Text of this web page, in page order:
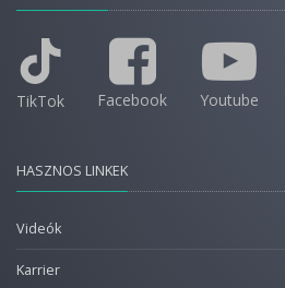
TikTok Facebook Youtube
HASZNOS LINKEK
Videók
Karrier